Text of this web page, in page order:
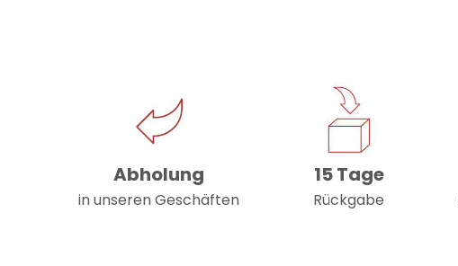
Abholung
in unseren Geschäften
15 Tage
Rückgabe